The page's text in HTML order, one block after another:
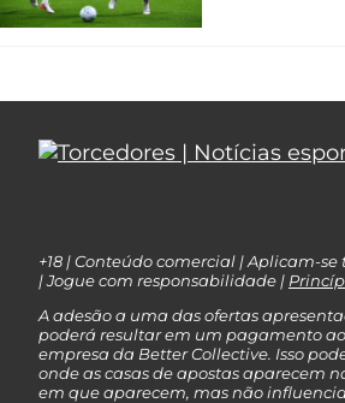
+18 | Conteúdo comercial | Aplicam-se
| Jogue com responsabilidade |
A adesão a uma das ofertas
poderá resultar em um pagamento ao
empresa da Better Collective. Isso
onde as casas de apostas aparecem
em que aparecem, mas não